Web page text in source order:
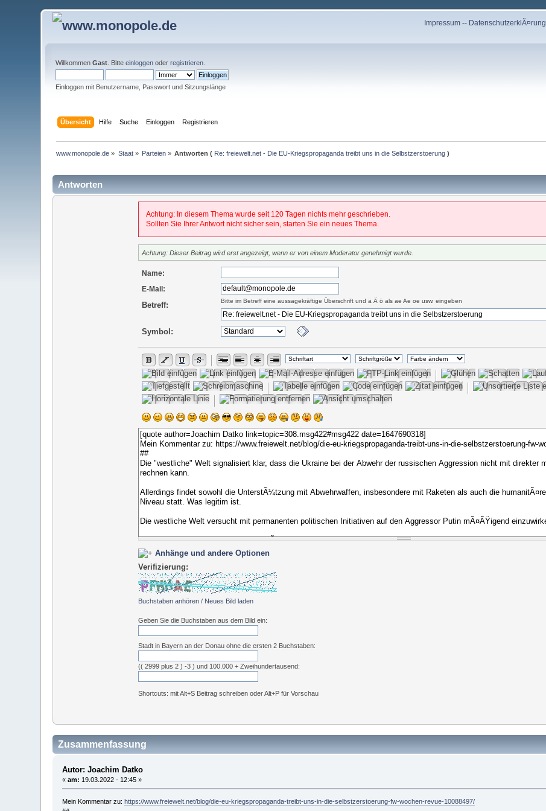
Impressum -- DatenschutzerklÃ¤rung
WillkommenGast . Bitteeinloggen oderregistrieren
Einloggen mit Benutzername, Passwort und Sitzungslänge
Übersicht Hilfe Suche Einloggen Registrieren
www.monopole.de » Staat» Parteien » Antworten ( Re: freiewelt.net - Die EU-Kriegspropaganda treibt uns in die Selbstzerstoerung )
Antworten
Achtung: In diesem Thema wurde seit 120 Tagen nichts mehr geschrieben.
Sollten Sie Ihrer Antwort nicht sicher sein, starten Sie ein neues Thema.
Achtung: Dieser Beitrag wird erst angezeigt, wenn er von einem Moderator genehmigt wurde.
Name:
E-Mail:
Bitte im Betreff eine aussagekräftige Überschrift und ä Ä ö als ae Ae oe usw. eingeben
Betreff:
Symbol:
Anhänge und andere Optionen
Verifizierung:
Buchstaben anhören/ Neues Bild laden
Geben Sie die Buchstaben aus dem Bild ein:
Stadt in Bayern an der Donau ohne die ersten 2 Buchstaben:
(( 2999 plus 2 ) -3 ) und 100.000 + Zweihundertausend:
Shortcuts: mit Alt+S Beitrag schreiben oder Alt+P für Vorschau
Zusammenfassung
Autor: Joachim Datko
« am: 19.03.2022 - 12:45 »
Mein Kommentar zu: https://www.freiewelt.net/blog/die-eu-kriegspropaganda-treibt-uns-in-die-selbstzerstoerung-fw-wochen-revue-10088497/